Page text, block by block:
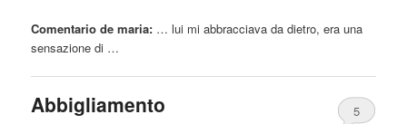
Comentario de maria: … lui mi abbracciavada dietro, era una
sensazione di …
Abbigliamento
5